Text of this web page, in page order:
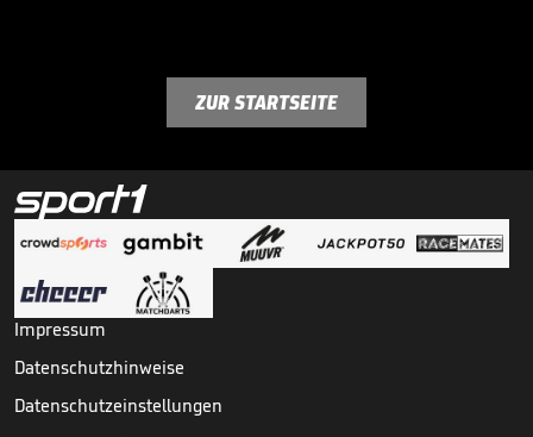
ZUR STARTSEITE
Impressum
Datenschutzhinweise
Datenschutzeinstellungen